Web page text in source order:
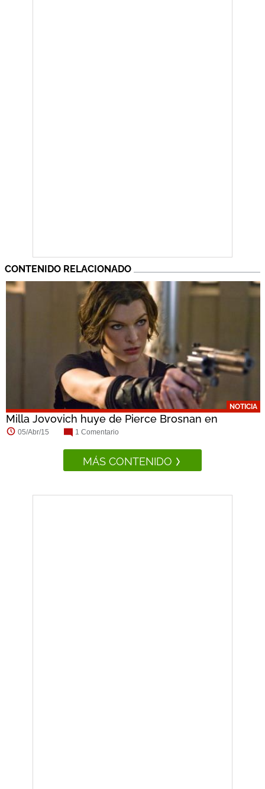
CONTENIDO RELACIONADO
NOTICIA
Milla Jovovich huye de Pierce Brosnan en
Survivor
05/Abr/15 1 Comentario
MÁS CONTENIDO